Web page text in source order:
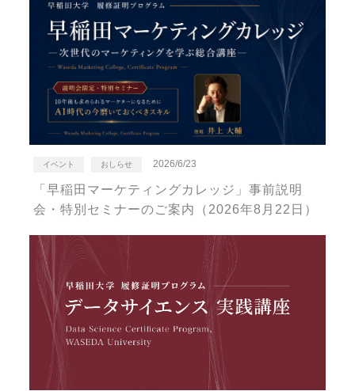
イベント おしらせ 2026/6/23
「早稲田マーケティングカレッジ」事前説明
会・特別セミナーのご案内（2026年8月22日）